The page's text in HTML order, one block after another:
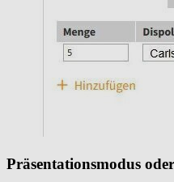
Präsentationsmodus